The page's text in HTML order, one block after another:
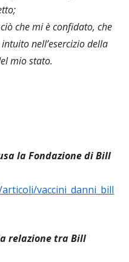
che mi è confidato, che
nell’esercizio della
mio stato.
la Fondazione di Bill
vaccini_danni_bill
relazione tra Bill